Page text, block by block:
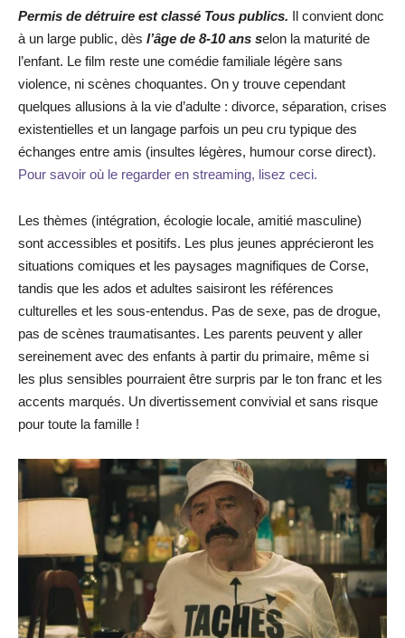
Permis de détruire est classé Tous publics. Il convient donc
à un large public, dès l’âge de 8-10 ans selon la maturité de
l’enfant. Le film reste une comédie familiale légère sans
violence, ni scènes choquantes. On y trouve cependant
quelques allusions à la vie d’adulte : divorce, séparation, crises
existentielles et un langage parfois un peu cru typique des
échanges entre amis (insultes légères, humour corse direct).
Pour savoir où le regarder en streaming, lisez ceci.
Les thèmes (intégration, écologie locale, amitié masculine)
sont accessibles et positifs. Les plus jeunes apprécieront les
situations comiques et les paysages magnifiques de Corse,
tandis que les ados et adultes saisiront les références
culturelles et les sous-entendus. Pas de sexe, pas de drogue,
pas de scènes traumatisantes. Les parents peuvent y aller
sereinement avec des enfants à partir du primaire, même si
les plus sensibles pourraient être surpris par le ton franc et les
accents marqués. Un divertissement convivial et sans risque
pour toute la famille !